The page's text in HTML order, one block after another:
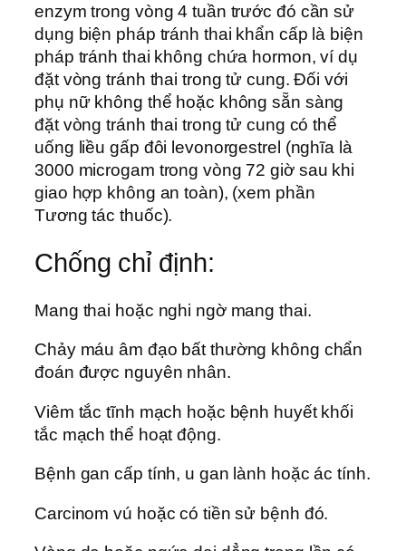
enzym trong vòng 4 tuần trước đó cần sử
dụng biện pháp tránh thai khẩn cấp là biện
pháp tránh thai không chứa hormon, ví dụ
đặt vòng tránh thai trong tử cung. Đối với
phụ nữ không thể hoặc không sẵn sàng
đặt vòng tránh thai trong tử cung có thể
uống liều gấp đôi levonorgestrel (nghĩa là
3000 microgam trong vòng 72 giờ sau khi
giao hợp không an toàn), (xem phần
Tương tác thuốc).
Chống chỉ định:
Mang thai hoặc nghi ngờ mang thai.
Chảy máu âm đạo bất thường không chẩn
đoán được nguyên nhân.
Viêm tắc tĩnh mạch hoặc bệnh huyết khối
tắc mạch thể hoạt động.
Bệnh gan cấp tính, u gan lành hoặc ác tính.
Carcinom vú hoặc có tiền sử bệnh đó.